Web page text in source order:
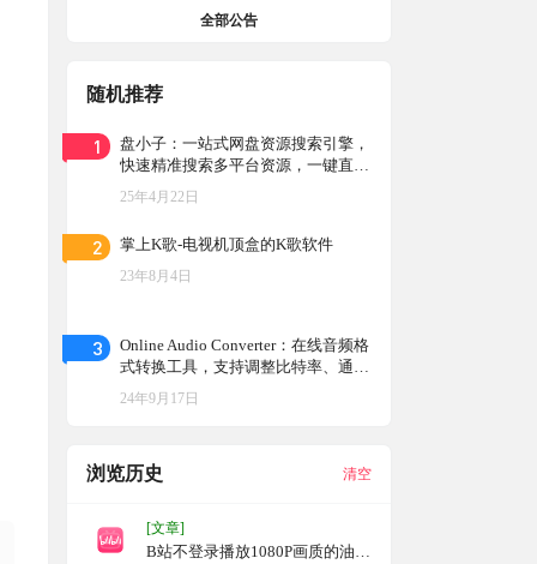
全部公告
随机推荐
1
盘小子：一站式网盘资源搜索引擎，
快速精准搜索多平台资源，一键直达
下载页面
25年4月22日
2 掌上K歌-电视机顶盒的K歌软件
23年8月4日
3
Online Audio Converter：在线音频格
式转换工具，支持调整比特率、通道
数和采样率，最大支持 1GB 文件，
免费使用，无需注册
24年9月17日
浏览历史 清空
[文章]
B站不登录播放1080P画质的油猴